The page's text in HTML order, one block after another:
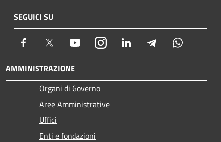
SEGUICI SU
Facebook Twitter YoutubeInstagram LinkedIn Telegram
AMMINISTRAZIONE
Organi di Governo
Aree Amministrative
Uffici
Enti e fondazioni